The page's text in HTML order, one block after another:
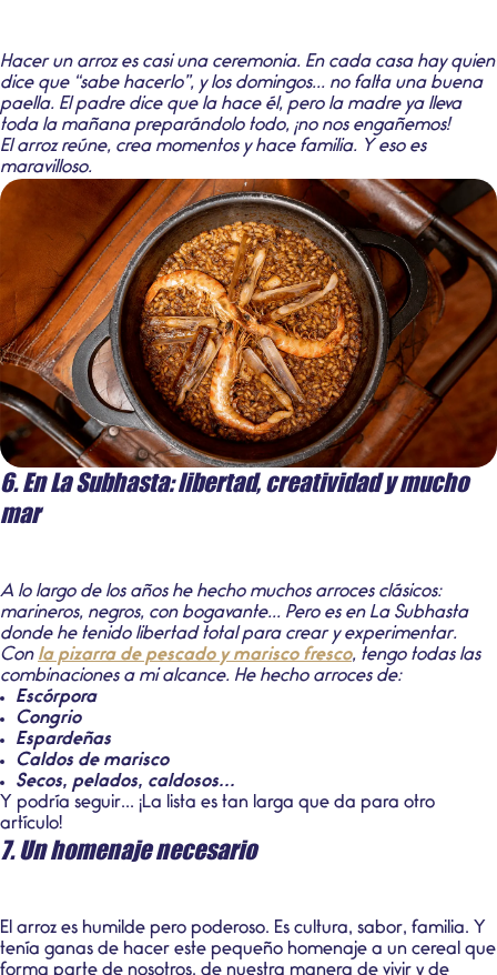
Hacer un arroz es casi una ceremonia. En cada casa hay quien
dice que “sabe hacerlo”, y los domingos... no falta una buena
paella. El padre dice que la hace él, pero la madre ya lleva
toda la mañana preparándolo todo, ¡no nos engañemos!
El arroz reúne, crea momentos y hace familia. Y eso es
maravilloso.
6. En La Subhasta: libertad, creatividad y mucho
mar
A lo largo de los años he hecho muchos arroces clásicos:
marineros, negros, con bogavante... Pero es en La Subhasta
donde he tenido libertad total para crear y experimentar.
Con la pizarra de pescado y marisco fresco, tengo todas las
combinaciones a mi alcance. He hecho arroces de:
Escórpora
Congrio
Espardeñas
Caldos de marisco
Secos, pelados, caldosos...
Y podría seguir... ¡La lista es tan larga que da para otro
artículo!
7. Un homenaje necesario
El arroz es humilde pero poderoso. Es cultura, sabor, familia. Y
tenía ganas de hacer este pequeño homenaje a un cereal que
forma parte de nosotros, de nuestra manera de vivir y de